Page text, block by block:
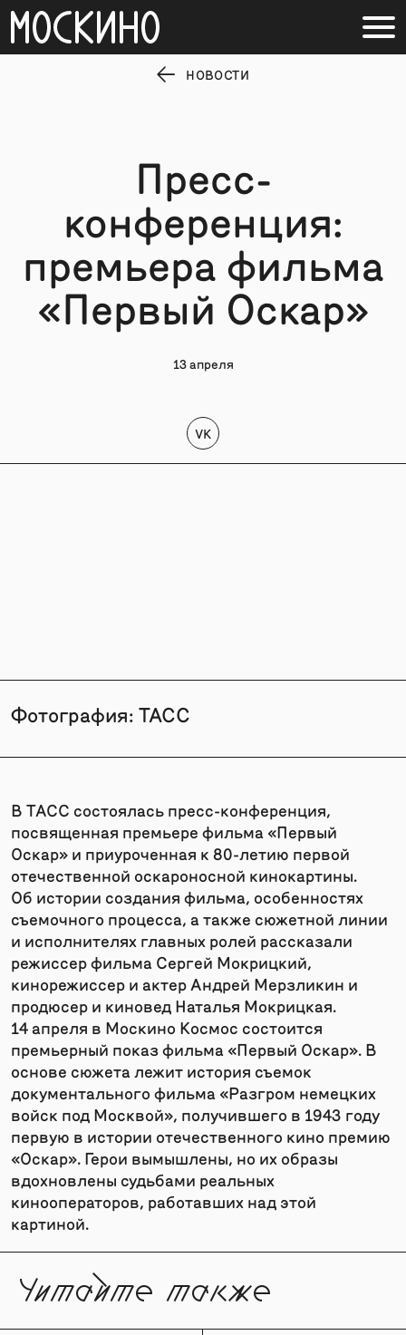
НОВОСТИ
Пресс-
конференция:
премьера фильма
«Первый Оскар»
13 апреля
VK
Фотография: ТАСС
В ТАСС состоялась пресс-конференция,
посвященная премьере фильма «Первый
Оскар» и приуроченная к 80-летию первой
отечественной оскароносной кинокартины.
Об истории создания фильма, особенностях
съемочного процесса, а также сюжетной линии
и исполнителях главных ролей рассказали
режиссер фильма Сергей Мокрицкий,
кинорежиссер и актер Андрей Мерзликин и
продюсер и киновед Наталья Мокрицкая.
14 апреля в Москино Космос состоится
премьерный показ фильма «Первый Оскар». В
основе сюжета лежит история съемок
документального фильма «Разгром немецких
войск под Москвой», получившего в 1943 году
первую в истории отечественного кино премию
«Оскар». Герои вымышлены, но их образы
вдохновлены судьбами реальных
кинооператоров, работавших над этой
картиной.
Читайте также